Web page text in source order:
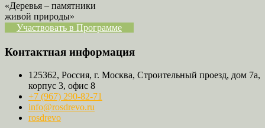
«Деревья – памятники
живой природы»
Участвовать в Программе
Контактная информация
125362, Россия, г. Москва, Строительный проезд, дом 7а,
корпус 3, офис 8
+7 (967) 290-82-71
info@rosdrevo.ru
rosdrevo